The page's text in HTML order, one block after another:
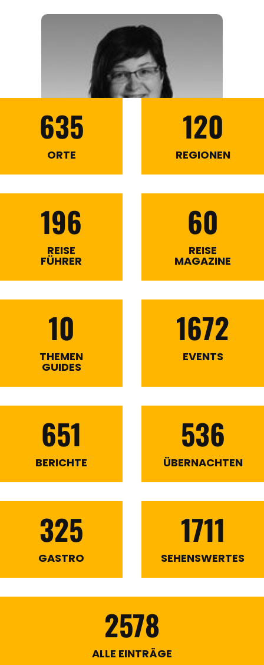
635
ORTE
120
REGIONEN
196
REISE
FÜHRER
60
REISE
MAGAZINE
10
THEMEN
GUIDES
1672
EVENTS
651
BERICHTE
536
ÜBERNACHTEN
325
GASTRO
1711
SEHENSWERTES
2578
ALLE EINTRÄGE